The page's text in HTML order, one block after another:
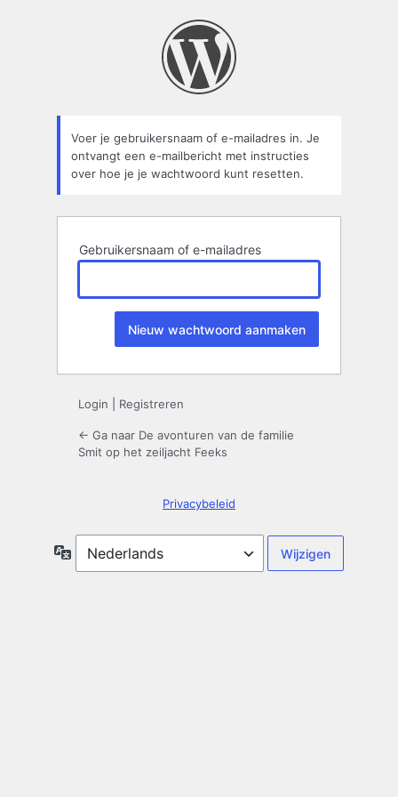
Voer je gebruikersnaam of e-mailadres in. Je
ontvangt een e-mailbericht met instructies
over hoe je je wachtwoord kunt resetten.
Gebruikersnaam of e-mailadres
Login Registreren
← Ga naar De avonturen van de familie
Smit op het zeiljacht Feeks
Privacybeleid
Taal